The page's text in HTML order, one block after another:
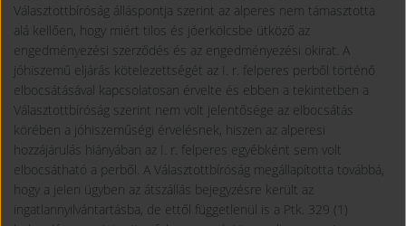
Választottbíróság álláspontja szerint az alperes nem támasztotta
alá kellően, hogy miért tilos és jóerkölcsbe ütköző az
engedményezési szerződés és az engedményezési okirat. A
jóhiszemű eljárás kötelezettségét az I. r. felperes perből történő
elbocsátásával kapcsolatosan érvelte és ebben a tekintetben a
Választottbíróság szerint nem volt jelentősége az elbocsátás
körében a jóhiszeműségi érvelésnek, hiszen az alperesi
hozzájárulás hiányában az I. r. felperes egyébként sem volt
elbocsátható a perből. A Választottbíróság megállapította továbbá,
hogy a jelen ügyben az átszállás bejegyzésre került az
ingatlannyilvántartásba, de ettől függetlenül is a Ptk. 329 (1)